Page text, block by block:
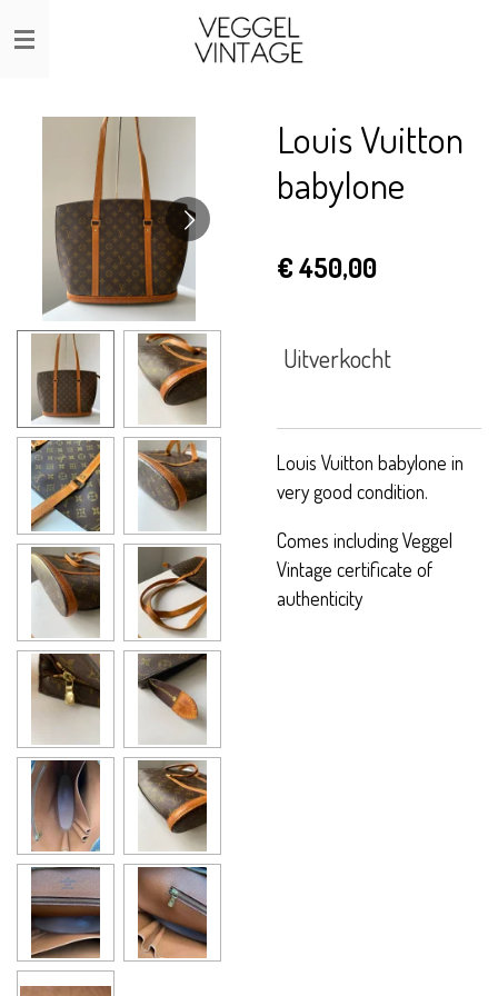
Ga
direct
hoofdinhoud
Louis Vuitton
babylone
€ 450,00
Uitverkocht
Louis Vuitton babylone in
very good condition.
Comes including Veggel
Vintage certificate of
authenticity